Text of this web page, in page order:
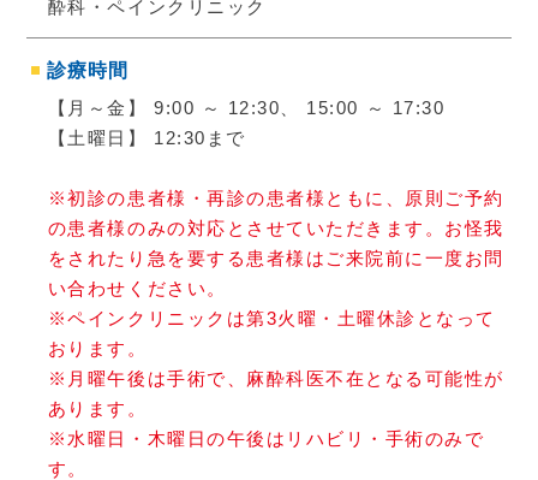
酔科・ペインクリニック
診療時間
【月～金】 9:00 ～ 12:30、 15:00 ～ 17:30
【土曜日】 12:30まで
※初診の患者様・再診の患者様ともに、原則ご予約
の患者様のみの対応とさせていただきます。お怪我
をされたり急を要する患者様はご来院前に一度お問
い合わせください。
※ペインクリニックは第3火曜・土曜休診となって
おります。
※月曜午後は手術で、麻酔科医不在となる可能性が
あります。
※水曜日・木曜日の午後はリハビリ・手術のみで
す。